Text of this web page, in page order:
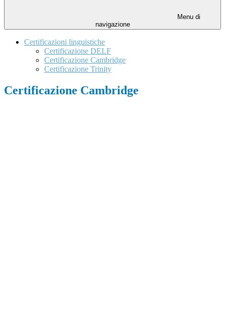
Menu di
navigazione
Certificazioni linguistiche
Certificazione DELF
Certificazione Cambridge
Certificazione Trinity
Certificazione Cambridge